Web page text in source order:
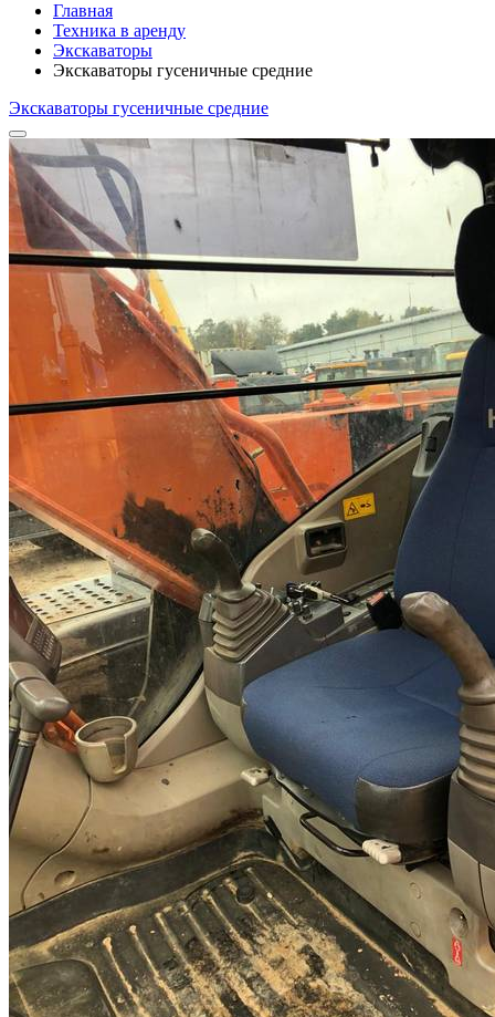
Главная
Техника в аренду
Экскаваторы
Экскаваторы гусеничные средние
Экскаваторы гусеничные средние